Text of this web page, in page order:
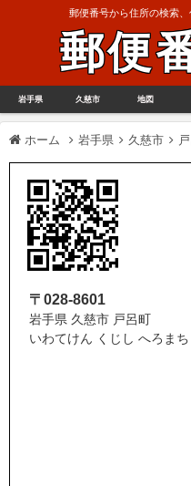
郵便番号から住所の検索
郵便
岩手県 久慈市 地図
ホーム 岩手県 久慈市
〒028-8601
岩手県 久慈市 戸呂町
いわてけん くじし へろまち